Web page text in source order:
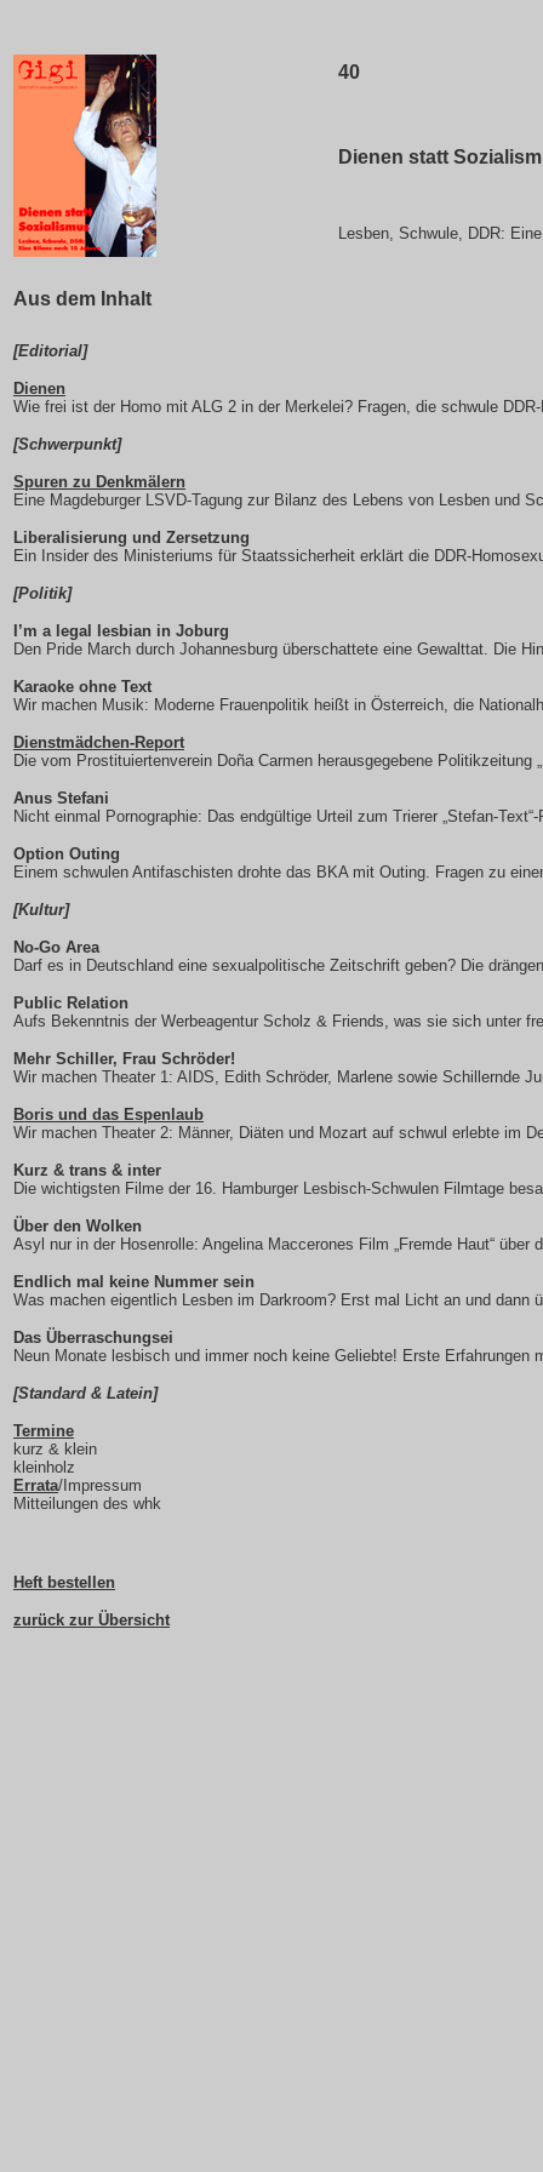
40
Dienen statt
Lesben, Schwule, DDR:
Aus dem Inhalt
[Editorial]
Dienen
Wie frei ist der Homo mit ALG 2 in der Merkelei? Fragen, die schwule
[Schwerpunkt]
Spuren zu Denkmälern
Eine Magdeburger LSVD-Tagung zur Bilanz des Lebens von Lesben und
Liberalisierung und Zersetzung
Ein Insider des Ministeriums für Staatssicherheit erklärt die DDR-
[Politik]
I’m a legal lesbian in Joburg
Den Pride March durch Johannesburg überschattete eine Gewalttat. Die
Karaoke ohne Text
Wir machen Musik: Moderne Frauenpolitik heißt in Österreich, die
Dienstmädchen-Report
Die vom Prostituiertenverein Doña Carmen herausgegebene Politikzeitung
Anus Stefani
Nicht einmal Pornographie: Das endgültige Urteil zum Trierer „Stefan-
Option Outing
Einem schwulen Antifaschisten drohte das BKA mit Outing. Fragen zu
[Kultur]
No-Go Area
Darf es in Deutschland eine sexualpolitische Zeitschrift geben? Die
Public Relation
Aufs Bekenntnis der Werbeagentur Scholz & Friends, was sie sich unter
Mehr Schiller, Frau Schröder!
Wir machen Theater 1: AIDS, Edith Schröder, Marlene sowie Schillernde
Boris und das Espenlaub
Wir machen Theater 2: Männer, Diäten und Mozart auf schwul erlebte im
Kurz & trans & inter
Die wichtigsten Filme der 16. Hamburger Lesbisch-Schwulen Filmtage
Über den Wolken
Asyl nur in der Hosenrolle: Angelina Maccerones Film „Fremde Haut“ über
Endlich mal keine Nummer sein
Was machen eigentlich Lesben im Darkroom? Erst mal Licht an und dann
Das Überraschungsei
Neun Monate lesbisch und immer noch keine Geliebte! Erste Erfahrungen
[Standard & Latein]
Termine
kurz & klein
kleinholz
Errata/Impressum
Mitteilungen des whk
Heft bestellen
zurück zur Übersicht